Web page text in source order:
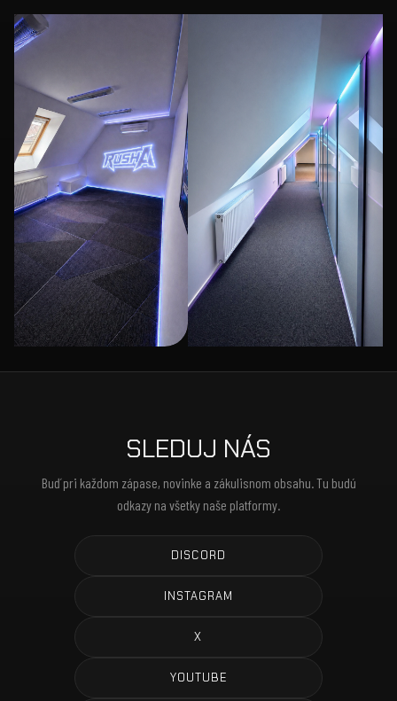
SLEDUJ NÁS
Buď pri každom zápase, novinke a zákulisnom obsahu. Tu budú
odkazy na všetky naše platformy.
DISCORD
INSTAGRAM
X
YOUTUBE